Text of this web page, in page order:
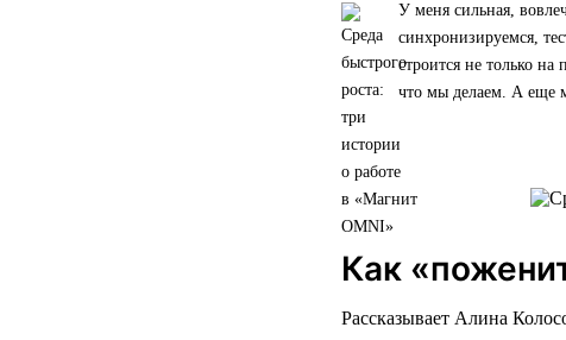
У меня сильная,
синхронизируемся,
строится не только на
что мы делаем. А еще
Как
Рассказывает Алина